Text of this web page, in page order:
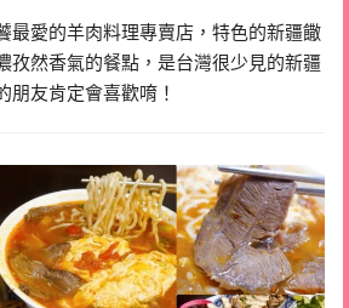
最愛的羊肉料理專賣店，特色的新疆饊
孜然香氣的餐點，是台灣很少見的新疆
朋友肯定會喜歡唷！